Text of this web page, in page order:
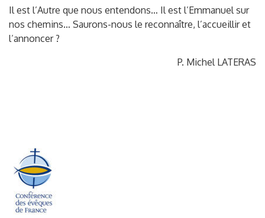
Il est l’Autre que nous entendons… Il est l’Emmanuel sur
nos chemins… Saurons-nous le reconnaître, l’accueillir et
l’annoncer ?
P. Michel LATERAS